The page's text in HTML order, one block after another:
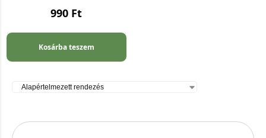
990 Ft
Kosárba teszem